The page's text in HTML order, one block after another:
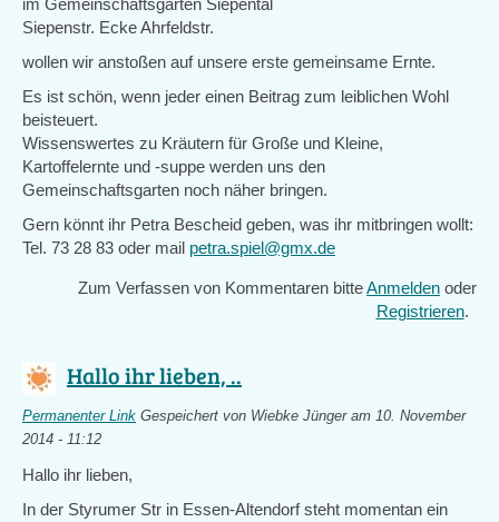
im Gemeinschaftsgarten Siepental
Siepenstr. Ecke Ahrfeldstr.
wollen wir anstoßen auf unsere erste gemeinsame Ernte.
Es ist schön, wenn jeder einen Beitrag zum leiblichen Wohl
beisteuert.
Wissenswertes zu Kräutern für Große und Kleine,
Kartoffelernte und -suppe werden uns den
Gemeinschaftsgarten noch näher bringen.
Gern könnt ihr Petra Bescheid geben, was ihr mitbringen wollt:
Tel. 73 28 83 oder mail petra.spiel@gmx.de
Zum Verfassen von Kommentaren bitteAnmelden oder
Registrieren.
Hallo ihr lieben, ..
Permanenter Link Gespeichert von Wiebke Jüngeram 10. November
2014 - 11:12
Hallo ihr lieben,
In der Styrumer Str in Essen-Altendorf steht momentan ein